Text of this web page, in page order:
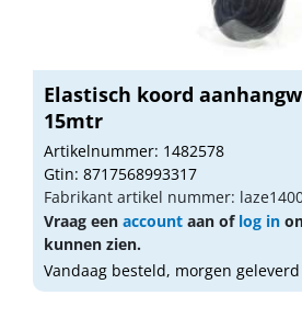
Elastisch koord
15mtr
Artikelnummer: 1482578
Gtin: 8717568993317
Fabrikant artikel nummer:
Vraag een account aan of log in
kunnen zien.
Vandaag besteld, morgen geleverd